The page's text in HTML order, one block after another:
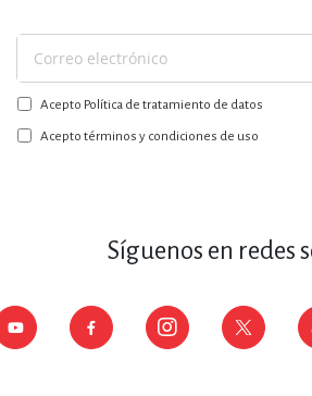
Suscríbase
a
nuestro
boletín:
Acepto Política de tratamiento de datos
Acepto términos y condiciones de uso
Síguenos en redes